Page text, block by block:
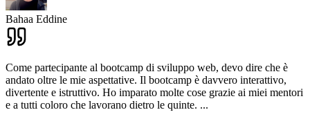
Bahaa Eddine
Come partecipante al bootcamp di sviluppo web, devo dire che è
andato oltre le mie aspettative. Il bootcamp è davvero interattivo,
divertente e istruttivo. Ho imparato molte cose grazie ai miei mentori
e a tutti coloro che lavorano dietro le quinte. ...